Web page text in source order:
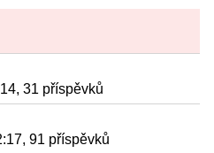
31 příspěvků
91 příspěvků